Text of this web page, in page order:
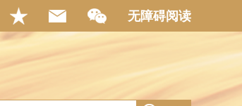
无障碍阅读